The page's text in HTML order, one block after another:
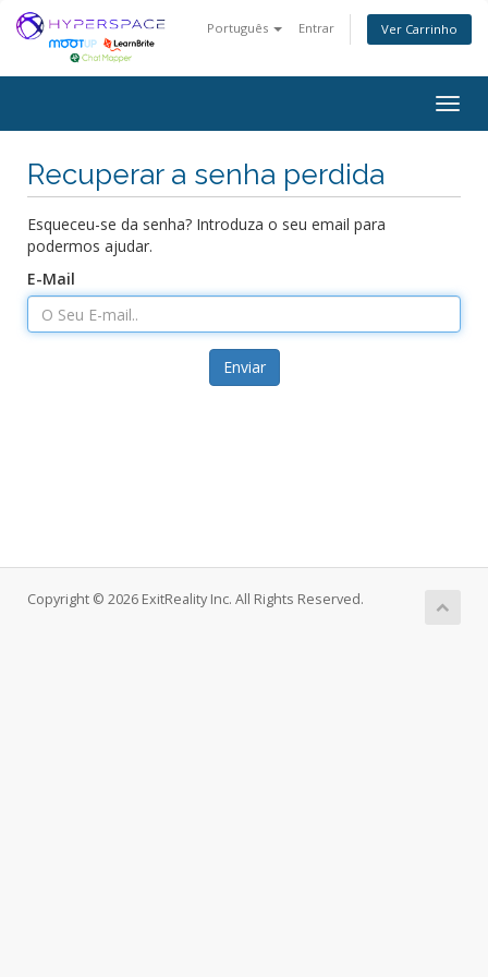
Português Entrar Ver Carrinho
Recuperar a senha perdida
Esqueceu-se da senha? Introduza o seu email para
podermos ajudar.
E-Mail
Enviar
Copyright © 2026 ExitReality Inc. All Rights Reserved.